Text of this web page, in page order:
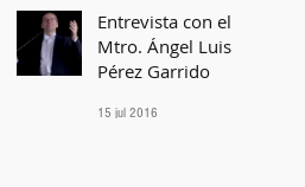
Entrevista con el
Mtro. Ángel Luis
Pérez Garrido
15 jul 2016